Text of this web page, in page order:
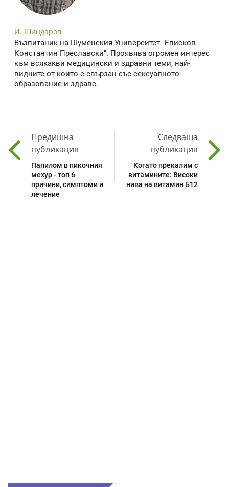
И. Шиндаров
Възпитаник на Шуменския Университет "Епископ
Константин Преславски". Проявява огромен интерес
към всякакви медицински и здравни теми, най-
видните от които е свързан със сексуалното
образование и здраве.
Предишна
публикация
Папилом в пикочния
мехур - топ 6
причини, симптоми и
лечение
Следваща
публикация
Когато прекалим с
витамините: Високи
нива на витамин Б12